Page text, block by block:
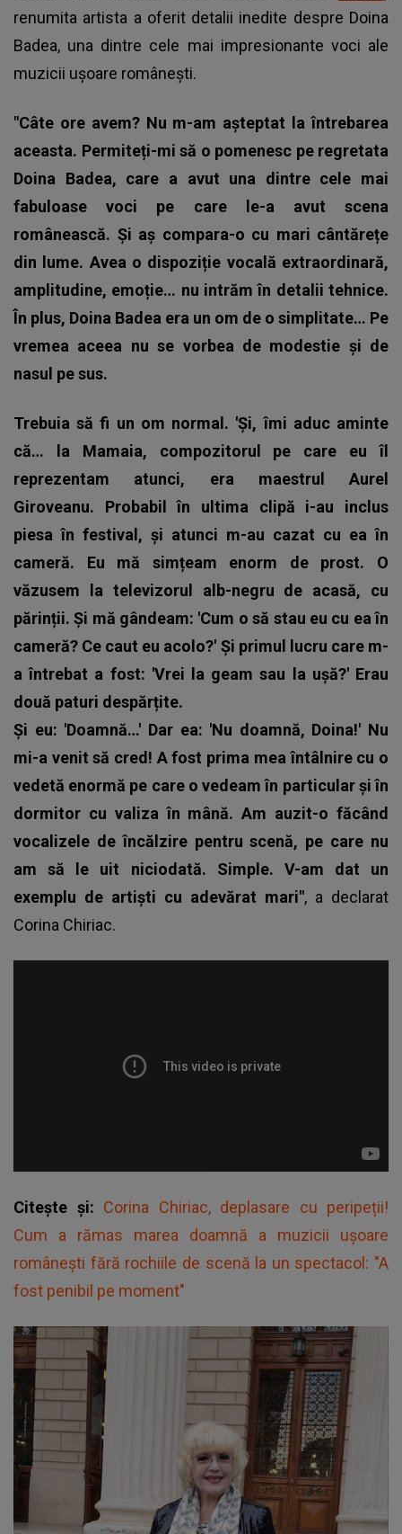
renumita artista a oferit detalii inedite despre Doina
Badea, una dintre cele mai impresionante voci ale
muzicii ușoare românești.
"Câte ore avem? Nu m-am așteptat la întrebarea
aceasta. Permiteți-mi să o pomenesc pe regretata
Doina Badea, care a avut una dintre cele mai
fabuloase voci pe care le-a avut scena
românească. Și aș compara-o cu mari cântărețe
din lume. Avea o dispoziție vocală extraordinară,
amplitudine, emoție… nu intrăm în detalii tehnice.
În plus, Doina Badea era un om de o simplitate… Pe
vremea aceea nu se vorbea de modestie și de
nasul pe sus.
Trebuia să fi un om normal. 'Și, îmi aduc aminte
că… la Mamaia, compozitorul pe care eu îl
reprezentam atunci, era maestrul Aurel
Giroveanu. Probabil în ultima clipă i-au inclus
piesa în festival, și atunci m-au cazat cu ea în
cameră. Eu mă simțeam enorm de prost. O
văzusem la televizorul alb-negru de acasă, cu
părinții. Și mă gândeam: 'Cum o să stau eu cu ea în
cameră? Ce caut eu acolo?' Și primul lucru care m-
a întrebat a fost: 'Vrei la geam sau la ușă?' Erau
două paturi despărțite.
Și eu: 'Doamnă…' Dar ea: 'Nu doamnă, Doina!' Nu
mi-a venit să cred! A fost prima mea întâlnire cu o
vedetă enormă pe care o vedeam în particular și în
dormitor cu valiza în mână. Am auzit-o făcând
vocalizele de încălzire pentru scenă, pe care nu
am să le uit niciodată. Simple. V-am dat un
exemplu de artiști cu adevărat mari", a declarat
Corina Chiriac.
Citește și: Corina Chiriac, deplasare cu peripeții!
Cum a rămas marea doamnă a muzicii ușoare
românești fără rochiile de scenă la un spectacol: "A
fost penibil pe moment"